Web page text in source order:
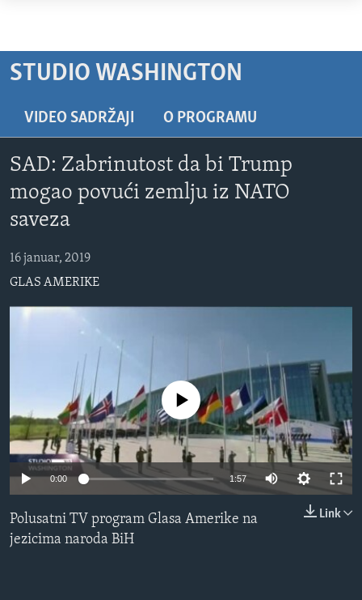
glavni
Pređi
na
glavnu
Idi
na
VIDEO
VIJESTI
SJEDINJENE AMERIČKE DRŽAVE
BOSNA I HERCEGOVINA
NAUKA I TEHNOLOGIJA
SPECIJALNI PROJEKTI
KORUPCIJA
ŽENSKA STRANA
O GLASU AMERIKE
Learning English
PRATITE NAS
Jezici
STUDIO WASHINGTON
VIDEO SADRŽAJI O PROGRAMU
SAD: Zabrinutost da bi Trump
mogao povući zemlju iz NATO
saveza
16 januar, 2019
GLAS AMERIKE
No media source currently available
0:00 1:57
Link
Polusatni TV program Glasa Amerike na
jezicima naroda BiH